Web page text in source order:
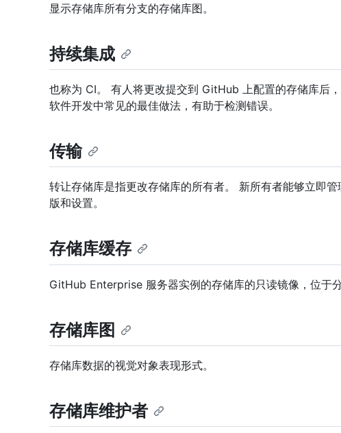
显示存储库所有分支的存储库图。
持续集成
也称为 CI。 有人将更改提交到 GitHub 上配置的存储库后
软件开发中常见的最佳做法，有助于检测错误。
传输
转让存储库是指更改存储库的所有者。 新所有者能够立即
版和设置。
存储库缓存
GitHub Enterprise 服务器实例的存储库的只读镜像，位于
存储库图
存储库数据的视觉对象表现形式。
存储库维护者